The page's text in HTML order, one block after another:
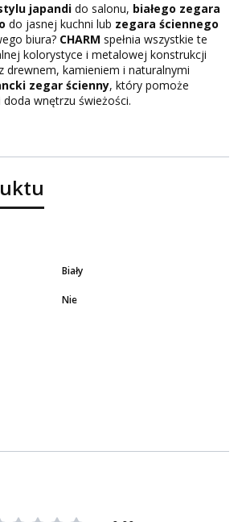
japandi do salonu, białego zegara
do jasnej kuchni lub zegara ściennego
biura? CHARM spełnia wszystkie te
kolorystyce i metalowej konstrukcji
drewnem, kamieniem i naturalnymi
zegar ścienny, który pomoże
wnętrzu świeżości.
Biały
Nie